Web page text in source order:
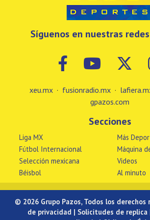
Síguenos en nuestras
xeu.mx · fusionradio.mx ·
gpazos.com
Secciones
Liga MX
Fútbol Internacional
Selección mexicana
Béisbol
Más
Máquina
Videos
Al minuto
© 2026 Grupo Pazos, Todos los derechos
de privacidad | Solicitudes de replica